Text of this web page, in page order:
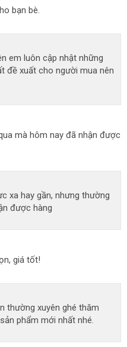
bạn bè.
em luôn cập nhật những
đề xuất cho người mua nên
mà hôm nay đã nhận được
xa hay gần, nhưng thường
được hàng
giá tốt!
thường xuyên ghé thăm
phẩm mới nhất nhé.